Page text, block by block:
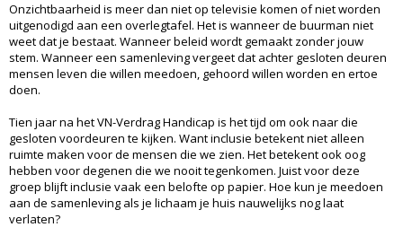
Onzichtbaarheid is meer dan niet op televisie komen of niet worden
uitgenodigd aan een overlegtafel. Het is wanneer de buurman niet
weet dat je bestaat. Wanneer beleid wordt gemaakt zonder jouw
stem. Wanneer een samenleving vergeet dat achter gesloten deuren
mensen leven die willen meedoen, gehoord willen worden en ertoe
doen.
Tien jaar na het VN-Verdrag Handicap is het tijd om ook naar die
gesloten voordeuren te kijken. Want inclusie betekent niet alleen
ruimte maken voor de mensen die we zien. Het betekent ook oog
hebben voor degenen die we nooit tegenkomen. Juist voor deze
groep blijft inclusie vaak een belofte op papier. Hoe kun je meedoen
aan de samenleving als je lichaam je huis nauwelijks nog laat
verlaten?